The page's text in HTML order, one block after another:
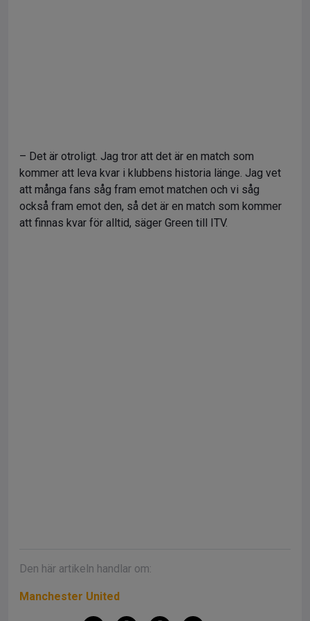
– Det är otroligt. Jag tror att det är en match som
kommer att leva kvar i klubbens historia länge. Jag vet
att många fans såg fram emot matchen och vi såg
också fram emot den, så det är en match som kommer
att finnas kvar för alltid, säger Green till ITV.
Den här artikeln handlar om:
Manchester United